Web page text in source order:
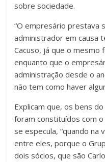
sobre sociedade.
“O empresário prestava
administrador em causa
Cacuso, já que o mesmo
enquanto que o
administração desde o
não tem como haver
Explicam que, os bens
foram constituídos com
se especula, “quando na
entre eles, porque o
dois sócios, que são